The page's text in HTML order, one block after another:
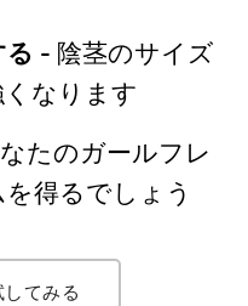
る - 陰茎のサイズ
なります
たのガールフレ
得るでしょう
てみる